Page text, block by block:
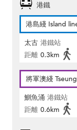
港鐵
港島綫 Island
太古 港鐵站
距離 0.3km
將軍澳綫
鰂魚涌 港鐵站
距離 0.6km